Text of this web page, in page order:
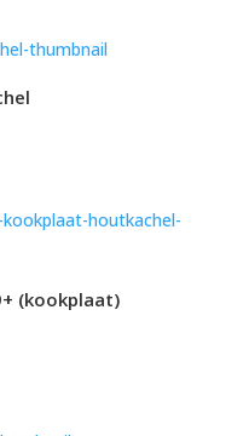
(kookplaat)